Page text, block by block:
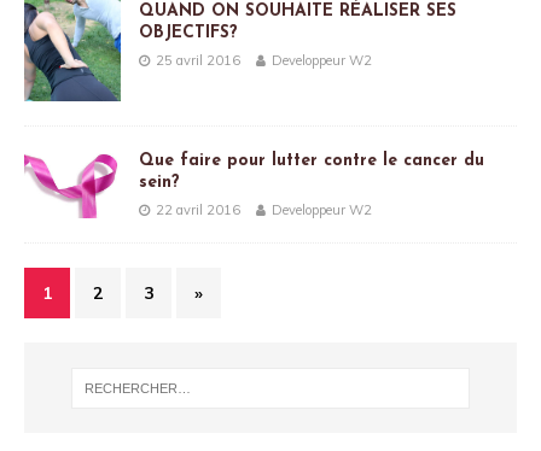
QUAND ON SOUHAITE RÉALISER SES
OBJECTIFS?
25 avril 2016 Developpeur W2
Que faire pour lutter contre le cancer du
sein?
22 avril 2016 Developpeur W2
1 2 3 »